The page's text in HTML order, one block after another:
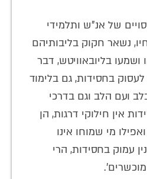
של אנ"ש ותלמידי
נשאר חקוק בליבותיהם
בליובאוויטש, דבר
בחסידות, גם בלימוד
ועם הלב וגם בדרכי
אין חילוקי דרגות, הן
מי שמוחו אינו
עמוק בחסידות, הרי